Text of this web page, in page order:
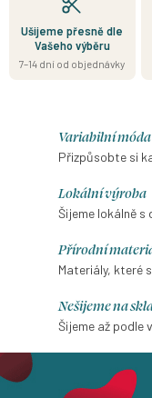
Ušijeme přesně dle
Vašeho výběru
7–14 dní od objednávky
Variabilní móda
Přizpůsobte si
Lokální výroba
Šijeme lokálně s
Přírodní
Materiály, které
Nešijeme na
Šijeme až podle